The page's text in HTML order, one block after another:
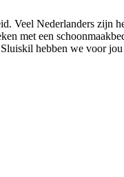
Veel Nederlanders
met een
hebben we voor